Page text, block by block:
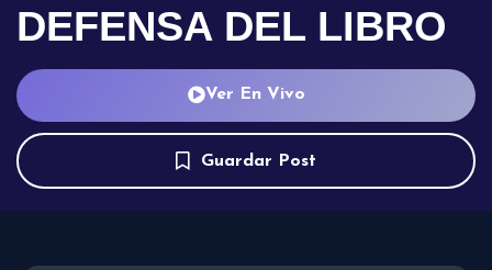
DEFENSA DEL LIBRO
Ver En Vivo
Guardar Post